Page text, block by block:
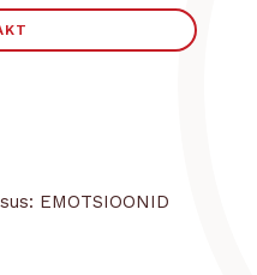
EMOTSIOONID